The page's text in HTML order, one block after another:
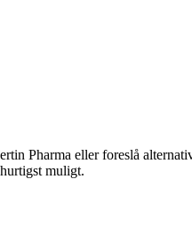
Pharma eller foreslå
muligt.